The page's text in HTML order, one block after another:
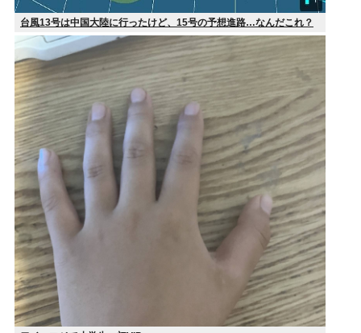
台風13号は中国大陸に行ったけど、15号の予想進路…なんだこれ？